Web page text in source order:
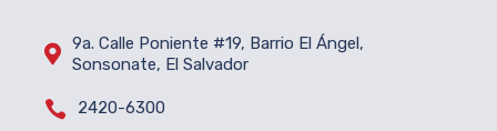
 9a. Calle Poniente #19, Barrio El Ángel,
Sonsonate, El Salvador
 2420-6300